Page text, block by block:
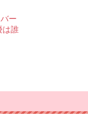
ー
は誰